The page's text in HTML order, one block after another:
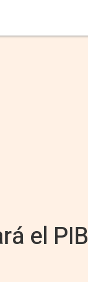
el